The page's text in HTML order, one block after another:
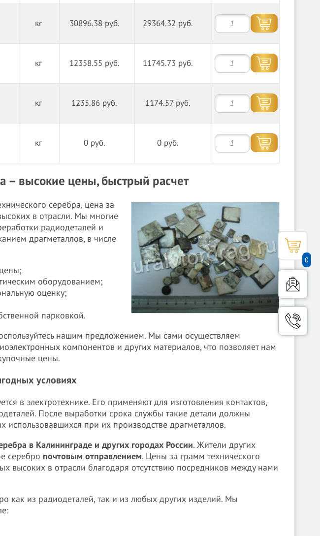
0
кг 30896.38 руб. 29364.32 руб.
кг 12358.55 руб. 11745.73 руб.
кг 1235.86 руб. 1174.57 руб.
кг 0 руб. 0 руб.
– высокие цены, быстрый расчет
серебра, цена за
в отрасли. Мы многие
радиодеталей и
драгметаллов, в числе
оборудованием;
оценку;
парковкой.
нашим предложением. Мы сами осуществляем
компонентов и других материалов, что позволяет нам
цены.
условиях
в электротехнике. Его применяют для изготовления контактов,
После выработки срока службы такие детали должны
использовавшихся при их производстве драгметаллов.
в Калининграде и других городах России. Жители других
серебро почтовым отправлением. Цены за грамм технического
высоких в отрасли благодаря отсутствию посредников между нами
как из радиодеталей, так и из любых других изделий. Мы